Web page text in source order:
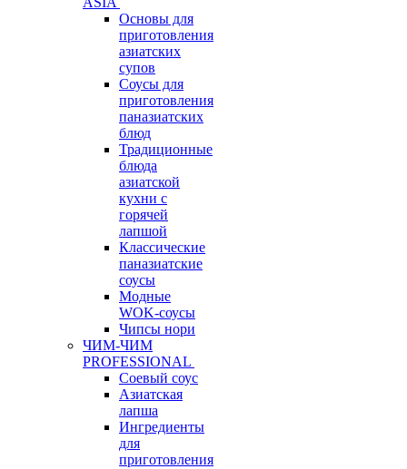
Основы для
приготовления
азиатских
супов
Соусы для
приготовления
паназиатских
блюд
Традиционные
блюда
азиатской
кухни с
горячей
лапшой
Классические
паназиатские
соусы
Модные
WOK-соусы
Чипсы нори
ЧИМ-ЧИМ
PROFESSIONAL
Соевый соус
Азиатская
лапша
Ингредиенты
для
приготовления